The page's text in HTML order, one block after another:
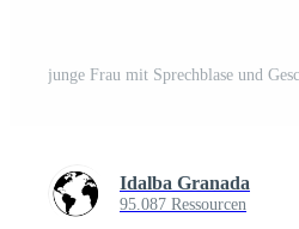
Idalba Granada
95.087 Ressourcen